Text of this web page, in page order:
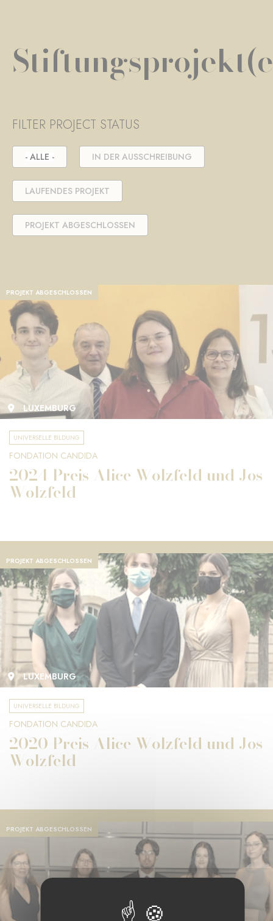
FILTER PROJECT STATUS
- ALLE - IN DER AUSSCHREIBUNG
LAUFENDES PROJEKT
PROJEKT ABGESCHLOSSEN
PROJEKT ABGESCHLOSSEN
LUXEMBURG
UNIVERSELLE BILDUNG
FONDATION CANDIDA
2024 Preis Alice Wolzfeld und Jos
Wolzfeld
PROJEKT ABGESCHLOSSEN
LUXEMBURG
UNIVERSELLE BILDUNG
FONDATION CANDIDA
2020 Preis Alice Wolzfeld und Jos
Wolzfeld
PROJEKT ABGESCHLOSSEN